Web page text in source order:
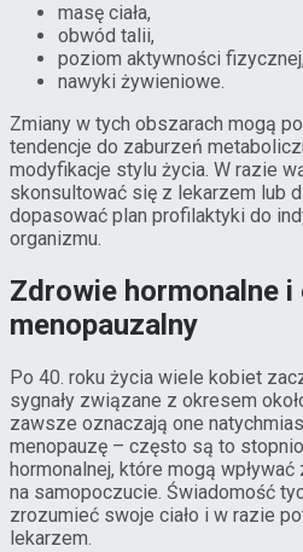
masę ciała,
obwód talii,
poziom aktywności fizycznej,
nawyki żywieniowe.
Zmiany w tych obszarach mogą
tendencje do zaburzeń
modyfikacje stylu życia. W razie
skonsultować się z lekarzem lub
dopasować plan profilaktyki do
organizmu.
Zdrowie hormonalne i
menopauzalny
Po 40. roku życia wiele kobiet
sygnały związane z okresem
zawsze oznaczają one
menopauzę – często są to
hormonalnej, które mogą
na samopoczucie. Świadomość
zrozumieć swoje ciało i w razie
lekarzem.